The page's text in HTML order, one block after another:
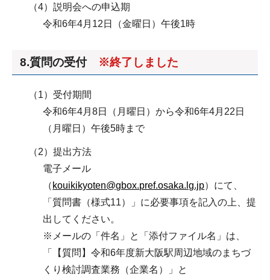
（4）説明会への申込期
令和6年4月12日（金曜日）午後1時
8.質問の受付 ※終了しました
（1）受付期間
令和6年4月8日（月曜日）から令和6年4月22日
（月曜日）午後5時まで
（2）提出方法
電子メール
（ kouikikyoten@gbox.pref.osaka.lg.jp）にて、
「質問書（様式11）」に必要事項を記入の上、提
出してください。
※メールの「件名」と「添付ファイル名」は、
「【質問】令和6年度新大阪駅周辺地域のまちづ
くり検討調査業務（企業名）」と